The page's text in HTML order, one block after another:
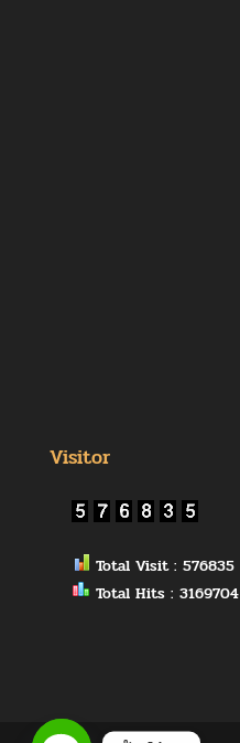
Visitor
Total Visit : 576835
Total Hits : 3169704